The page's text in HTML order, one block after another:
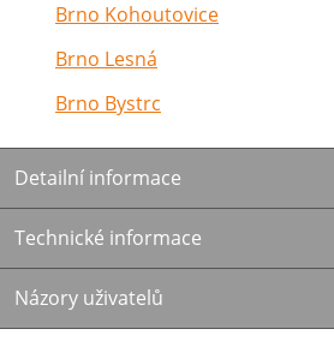
Brno Kohoutovice
Brno Lesná
Brno Bystrc
Detailní informace
Technické informace
Názory uživatelů